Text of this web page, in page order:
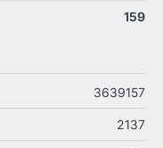
159
3639157
2137